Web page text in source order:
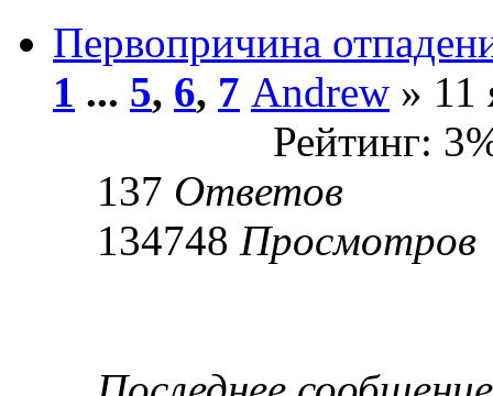
Первопричина
1 ... 5, 6, 7 Andrew » 11
Рейтинг:
137 Ответов
134748 Просмотров